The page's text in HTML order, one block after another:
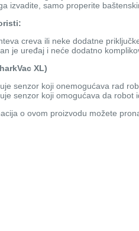
izvadite, samo properite
creva ili neke dodatne
je uređaj i neće dodatno
XL)
senzor koji onemogućava rad
senzor koji omogućava da
o ovom proizvodu možete